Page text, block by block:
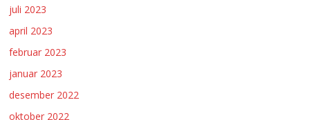
juli 2023
april 2023
februar 2023
januar 2023
desember 2022
oktober 2022